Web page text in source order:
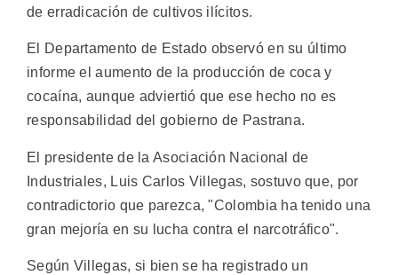
de erradicación de cultivos ilícitos.
El Departamento de Estado observó en su último
informe el aumento de la producción de coca y
cocaína, aunque adviertió que ese hecho no es
responsabilidad del gobierno de Pastrana.
El presidente de la Asociación Nacional de
Industriales, Luis Carlos Villegas, sostuvo que, por
contradictorio que parezca, "Colombia ha tenido una
gran mejoría en su lucha contra el narcotráfico".
Según Villegas, si bien se ha registrado un